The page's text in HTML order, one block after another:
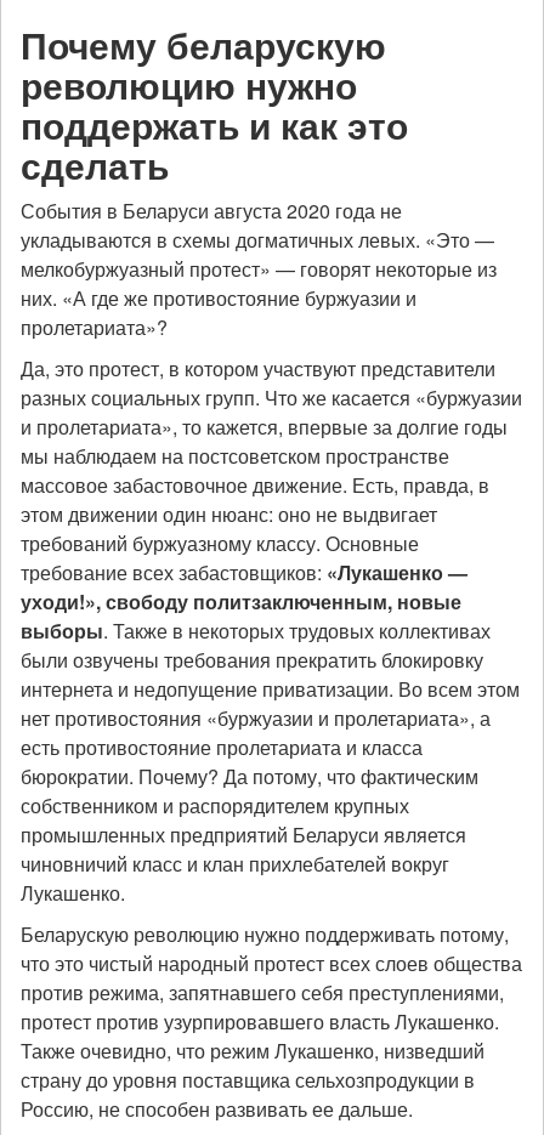
Почему беларускую
революцию нужно
поддержать и как это
сделать
События в Беларуси августа 2020 года не
укладываются в схемы догматичных левых. «Это —
мелкобуржуазный протест» — говорят некоторые из
них. «А где же противостояние буржуазии и
пролетариата»?
Да, это протест, в котором участвуют представители
разных социальных групп. Что же касается «буржуазии
и пролетариата», то кажется, впервые за долгие годы
мы наблюдаем на постсоветском пространстве
массовое забастовочное движение. Есть, правда, в
этом движении один нюанс: оно не выдвигает
требований буржуазному классу. Основные
требование всех забастовщиков: «Лукашенко —
уходи!», свободу политзаключенным, новые
выборы. Также в некоторых трудовых коллективах
были озвучены требования прекратить блокировку
интернета и недопущение приватизации. Во всем этом
нет противостояния «буржуазии и пролетариата», а
есть противостояние пролетариата и класса
бюрократии. Почему? Да потому, что фактическим
собственником и распорядителем крупных
промышленных предприятий Беларуси является
чиновничий класс и клан прихлебателей вокруг
Лукашенко.
Беларускую революцию нужно поддерживать потому,
что это чистый народный протест всех слоев общества
против режима, запятнавшего себя преступлениями,
протест против узурпировавшего власть Лукашенко.
Также очевидно, что режим Лукашенко, низведший
страну до уровня поставщика сельхозпродукции в
Россию, не способен развивать ее дальше.